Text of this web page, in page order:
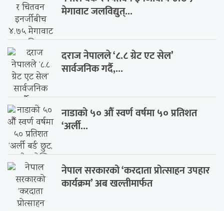
मेगावाट जलविद्युत्...
दराज नेपालले ‘८.८ ग्रेट एट सेल’
सार्वजनिक गर्दै,...
नाडाको ५० औँ स्वर्ण वर्षमा ५० प्रतिशत
‘अर्ली...
नेपाल सरकारको ‘करदाता प्रोत्साहन उपहार
कार्यक्रम’ अब खल्तीमार्फत